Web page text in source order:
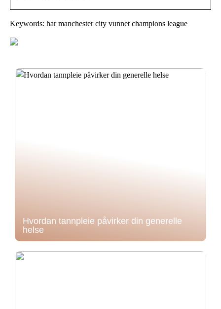
Keywords: har manchester city vunnet champions league
Hvordan tannpleie påvirker din generelle
helse